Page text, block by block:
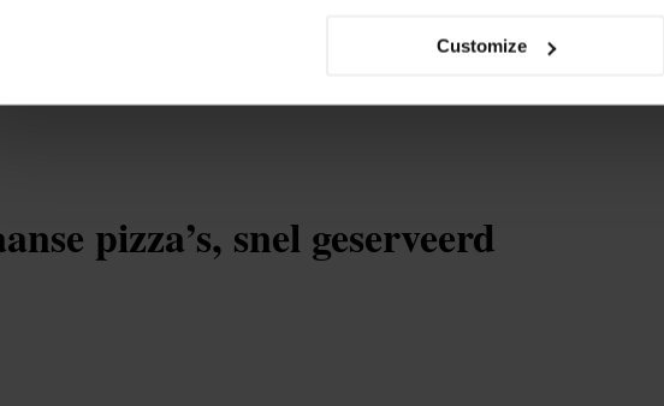
Customize
pizza’s, snel geserveerd